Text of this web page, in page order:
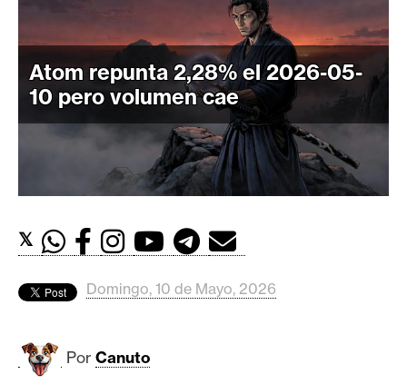
r
i
p
t
M
d
s
B
Atom repunta 2,28% el 2026-05-
10 pero volumen cae
𝕏
Domingo, 10 de Mayo, 2026
Por Canuto